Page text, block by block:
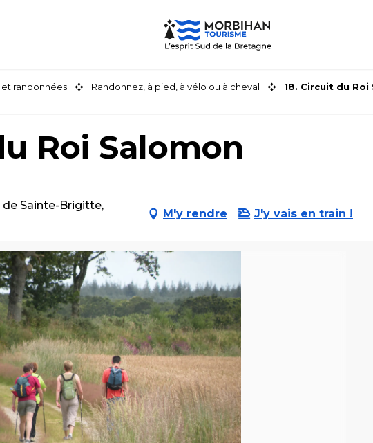
et randonnées Randonnez, à pied, à vélo ou à cheval 18. Circuit du Roi
Roi Salomon
de Sainte-Brigitte,
M'y rendre J'y vais en train !